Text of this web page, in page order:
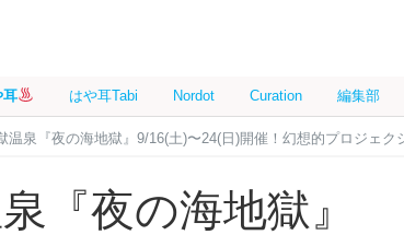
耳 はや耳Tabi Nordot Curation 編集部
温泉『夜の海地獄』9/16(土)〜24(日)開催！幻想的プロジェク
『夜の海地獄』